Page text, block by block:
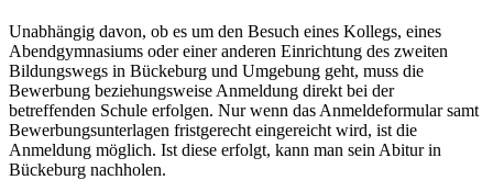
Unabhängig davon, ob es um den Besuch eines Kollegs, eines
Abendgymnasiums oder einer anderen Einrichtung des zweiten
Bildungswegs in Bückeburg und Umgebung geht, muss die
Bewerbung beziehungsweise Anmeldung direkt bei der
betreffenden Schule erfolgen. Nur wenn das Anmeldeformular samt
Bewerbungsunterlagen fristgerecht eingereicht wird, ist die
Anmeldung möglich. Ist diese erfolgt, kann man sein Abitur in
Bückeburg nachholen.